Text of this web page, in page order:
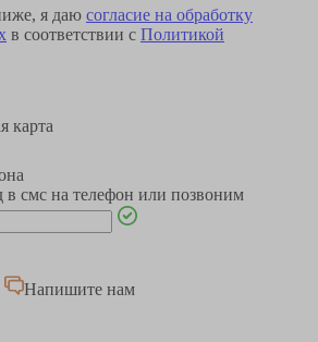
я даю согласие на обработку
в соответствии с Политикой
карта
смс на телефон или позвоним
Напишите нам